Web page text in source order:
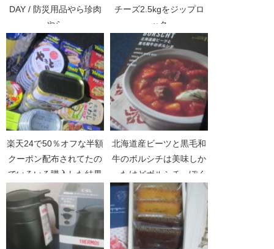
DAY / 防災用品やら珍肉
やら
チーズ2.5kgをジップロ
ック
楽天24で50％オフな半額
クーポン配布されてたの
でいろいろ購入した結果
北海道産ビーツと黒毛和
牛のボルシチは美味しか
ったけどボルシチっぽく
ない